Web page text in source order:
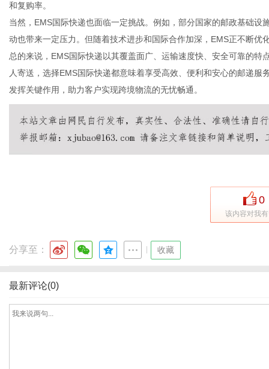
和复购率。
当然，EMS国际快递也面临一定挑战。例如，部分国家的邮政基础
动也带来一定压力。但随着技术进步和国际合作加深，EMS正不断优
总的来说，EMS国际快递以其覆盖面广、运输速度快、安全可靠的
人寄送，选择EMS国际快递都意味着享受高效、便利和安心的邮递
发挥关键作用，助力客户实现跨境物流的无忧畅通。
0
该内容对我
分享至： 收藏
最新评论(0)